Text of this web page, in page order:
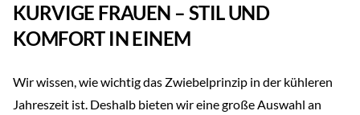
KURVIGE FRAUEN – STIL UND
KOMFORT IN EINEM
Wir wissen, wie wichtig das Zwiebelprinzip in der kühleren
Jahreszeit ist. Deshalb bieten wir eine große Auswahl an